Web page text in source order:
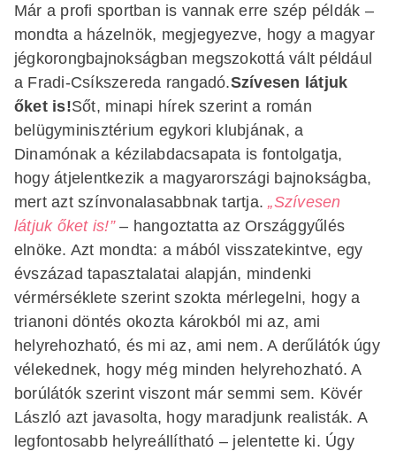
Már a profi sportban is vannak erre szép példák –
mondta a házelnök, megjegyezve, hogy a magyar
jégkorongbajnokságban megszokottá vált például
a Fradi-Csíkszereda rangadó.Szívesen látjuk
őket is!Sőt, minapi hírek szerint a román
belügyminisztérium egykori klubjának, a
Dinamónak a kézilabdacsapata is fontolgatja,
hogy átjelentkezik a magyarországi bajnokságba,
mert azt színvonalasabbnak tartja.„Szívesen
látjuk őket is!”– hangoztatta az Országgyűlés
elnöke. Azt mondta: a mából visszatekintve, egy
évszázad tapasztalatai alapján, mindenki
vérmérséklete szerint szokta mérlegelni, hogy a
trianoni döntés okozta károkból mi az, ami
helyrehozható, és mi az, ami nem. A derűlátók úgy
vélekednek, hogy még minden helyrehozható. A
borúlátók szerint viszont már semmi sem. Kövér
László azt javasolta, hogy maradjunk realisták. A
legfontosabb helyreállítható – jelentette ki. Úgy